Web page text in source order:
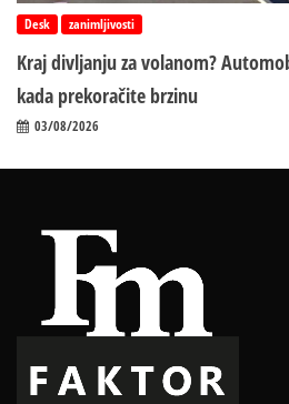
Desk zanimljivosti
Kraj divljanju za volanom?
kada prekoračite brzinu
03/08/2026